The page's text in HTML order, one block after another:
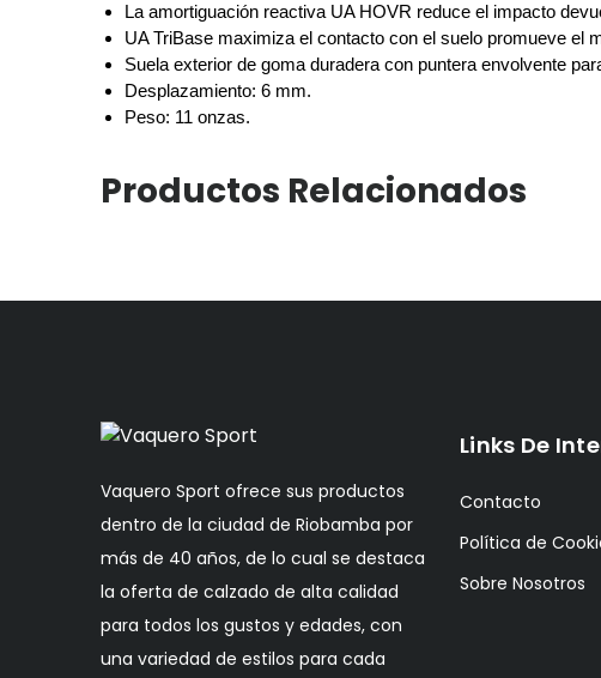
La amortiguación reactiva UA HOVR reduce el impacto
UA TriBase maximiza el contacto con el suelo promueve el
Suela exterior de goma duradera con puntera envolvente
Desplazamiento: 6 mm.
Peso: 11 onzas.
Productos Relacionados
Vaquero Sport ofrece sus productos
dentro de la ciudad de Riobamba por
más de 40 años, de lo cual se destaca
la oferta de calzado de alta calidad
para todos los gustos y edades, con
una variedad de estilos para cada
Links De
Contacto
Política de
Sobre Nosotros